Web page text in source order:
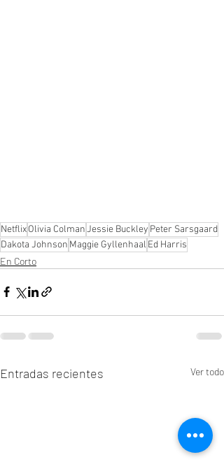
NetflixOlivia ColmanJessie Buckley Peter Sarsgaard
Dakota Johnson Maggie Gyllenhaal Ed Harris
En Corto
Entradas recientes Ver todo